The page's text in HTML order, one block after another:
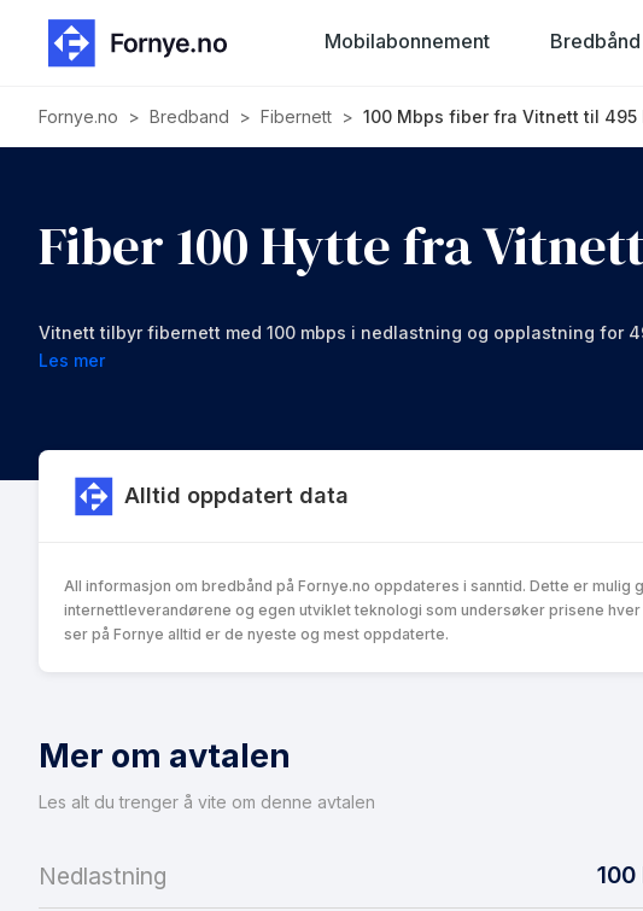
Mobilabonnement Bredbånd
Fornye.no > Bredband > Fibernett > 100 Mbps fiber fra Vitnett til 495
Fiber 100 Hytte fra
Vitnett tilbyr fibernett med 100 mbps i nedlastning og opplastning for
Les mer
Alltid oppdatert data
All informasjon om bredbånd på Fornye.no oppdateres i sanntid. Dette er mulig
internettleverandørene og egen utviklet teknologi som undersøker prisene
ser på Fornye alltid er de nyeste og mest oppdaterte.
Mer om avtalen
Les alt du trenger å vite om denne avtalen
Nedlastning 100